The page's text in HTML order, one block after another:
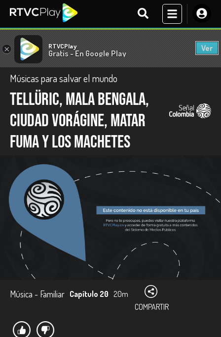
× RTVCPlay
Gratis - En Google Play
Ver
Músicas para salvar el mundo
Tellüric, Mala Bengala,
Ciudad Vorágine, Matar
Fuma y Los Machetes
Música - Familiar Capítulo 20 20m
COMPARTIR